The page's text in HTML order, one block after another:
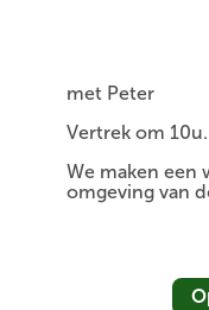
met Peter
Vertrek om 10u.
We maken een
omgeving van